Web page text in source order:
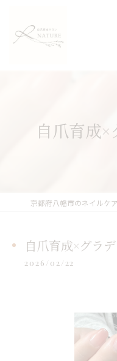
自爪育成×
自爪育成×グラ
2026/02/22